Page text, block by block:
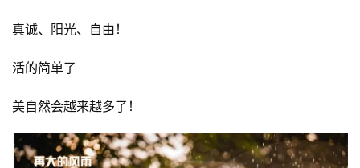
真诚、阳光、自由！
活的简单了
美自然会越来越多了！